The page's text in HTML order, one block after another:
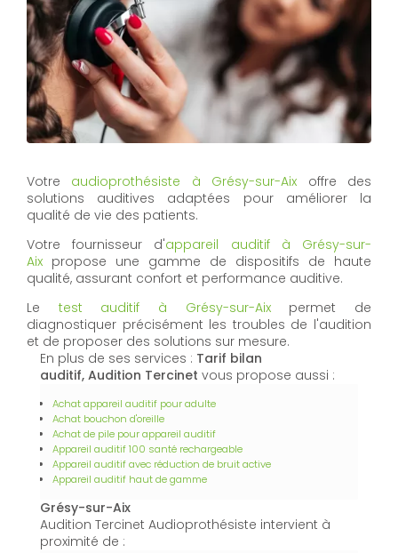
Votre audioprothésiste à Grésy-sur-Aix offre des
solutions auditives adaptées pour améliorer la
qualité de vie des patients.
Votre fournisseur d'appareil auditif à Grésy-sur-
Aix propose une gamme de dispositifs de haute
qualité, assurant confort et performance auditive.
Le test auditif à Grésy-sur-Aixpermet de
diagnostiquer précisément les troubles de l'audition
et de proposer des solutions sur mesure.
En plus de ses services : Tarif bilan
auditif, Audition Tercinet vous propose aussi :
Achat appareil auditif pour adulte
Achat bouchon d'oreille
Achat de pile pour appareil auditif
Appareil auditif 100 santé rechargeable
Appareil auditif avec réduction de bruit active
Appareil auditif haut de gamme
Grésy-sur-Aix
Audition Tercinet Audioprothésiste intervient à
proximité de :